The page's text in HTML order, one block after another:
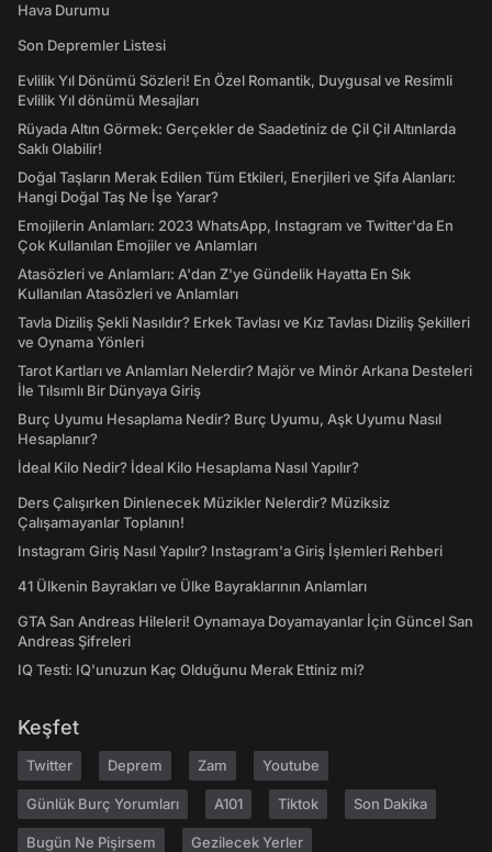
Hava Durumu
Son Depremler Listesi
Evlilik Yıl Dönümü Sözleri! En Özel Romantik, Duygusal ve Resimli
Evlilik Yıl dönümü Mesajları
Rüyada Altın Görmek: Gerçekler de Saadetiniz de Çil Çil Altınlarda
Saklı Olabilir!
Doğal Taşların Merak Edilen Tüm Etkileri, Enerjileri ve Şifa Alanları:
Hangi Doğal Taş Ne İşe Yarar?
Emojilerin Anlamları: 2023 WhatsApp, Instagram ve Twitter'da En
Çok Kullanılan Emojiler ve Anlamları
Atasözleri ve Anlamları: A'dan Z'ye Gündelik Hayatta En Sık
Kullanılan Atasözleri ve Anlamları
Tavla Diziliş Şekli Nasıldır? Erkek Tavlası ve Kız Tavlası Diziliş Şekilleri
ve Oynama Yönleri
Tarot Kartları ve Anlamları Nelerdir? Majör ve Minör Arkana Desteleri
İle Tılsımlı Bir Dünyaya Giriş
Burç Uyumu Hesaplama Nedir? Burç Uyumu, Aşk Uyumu Nasıl
Hesaplanır?
İdeal Kilo Nedir? İdeal Kilo Hesaplama Nasıl Yapılır?
Ders Çalışırken Dinlenecek Müzikler Nelerdir? Müziksiz
Çalışamayanlar Toplanın!
Instagram Giriş Nasıl Yapılır? Instagram'a Giriş İşlemleri Rehberi
41 Ülkenin Bayrakları ve Ülke Bayraklarının Anlamları
GTA San Andreas Hileleri! Oynamaya Doyamayanlar İçin Güncel San
Andreas Şifreleri
IQ Testi: IQ'unuzun Kaç Olduğunu Merak Ettiniz mi?
Keşfet
Twitter Deprem Zam Youtube
Günlük Burç Yorumları A101 Tiktok Son Dakika
Bugün Ne Pişirsem Gezilecek Yerler